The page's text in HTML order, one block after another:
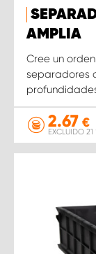
AMPLIA
Cree un
separadores
2.67 €
EXCLUIDO 21